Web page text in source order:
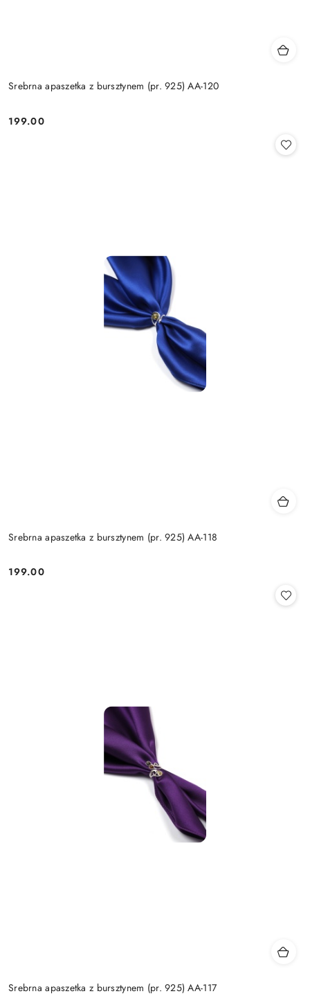
Srebrna apaszetka z bursztynem (pr. 925) AA-120
Cena:
199.00
Srebrna apaszetka z bursztynem (pr. 925) AA-118
Cena:
199.00
Srebrna apaszetka z bursztynem (pr. 925) AA-117